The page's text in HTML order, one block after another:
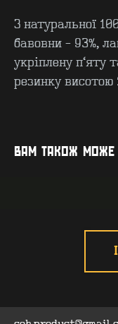
З натуральної
бавовни – 93%,
укріплену п’яту
резинку
ВАМ ТАКОЖ МОЖЕ
ГУРТ - B2B